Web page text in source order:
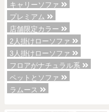
キャリーソファ
プレミアム
店舗限定カラー
2人掛けローソファ
3人掛けローソファ
フロアがナチュラル系
ペットとソファ
ラムース